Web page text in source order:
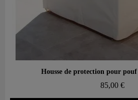
Aperçu rapide
Housse de protection pour
85,00 €